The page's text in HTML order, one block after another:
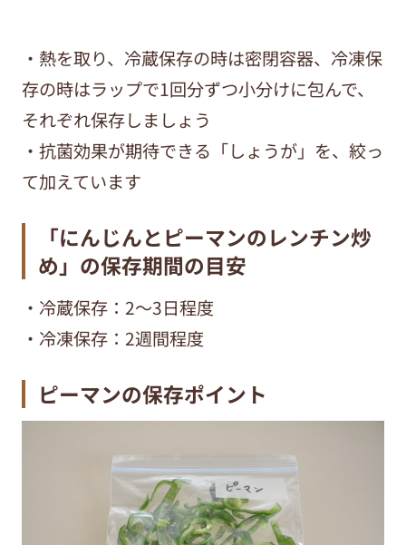
・熱を取り、冷蔵保存の時は密閉容器、冷凍保
存の時はラップで1回分ずつ小分けに包んで、
それぞれ保存しましょう
・抗菌効果が期待できる「しょうが」を、絞っ
て加えています
「にんじんとピーマンのレンチン炒
め」の保存期間の目安
・冷蔵保存：2～3日程度
・冷凍保存：2週間程度
ピーマンの保存ポイント